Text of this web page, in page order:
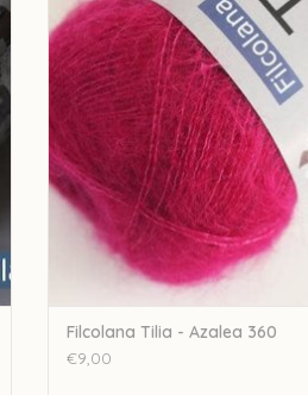
TOEVOEGEN AAN WINKELWAGEN
Filcolana Tilia - Azalea 360
€9,00